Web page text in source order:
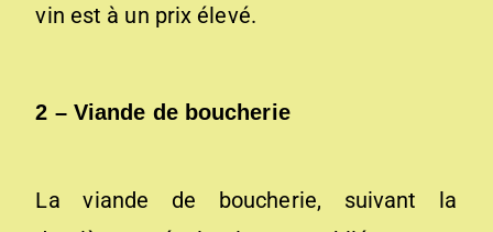
vin est à un prix élevé.
2 – Viande de boucherie
La viande de boucherie, suivant la